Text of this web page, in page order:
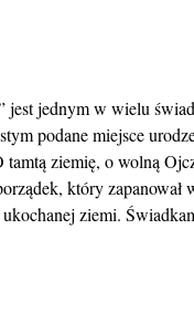
jest jednym w wielu
podane miejsce
ziemię, o wolną
który
ziemi.